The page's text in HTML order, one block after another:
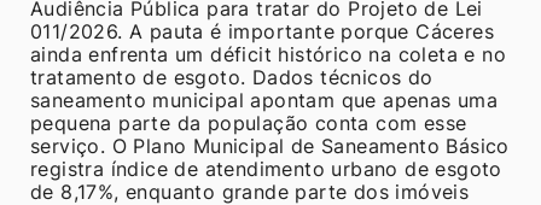
Audiência Pública para tratar do Projeto de Lei
011/2026. A pauta é importante porque Cáceres
ainda enfrenta um déficit histórico na coleta e no
tratamento de esgoto. Dados técnicos do
saneamento municipal apontam que apenas uma
pequena parte da população conta com esse
serviço. O Plano Municipal de Saneamento Básico
registra índice de atendimento urbano de esgoto
de 8,17%, enquanto grande parte dos imóveis